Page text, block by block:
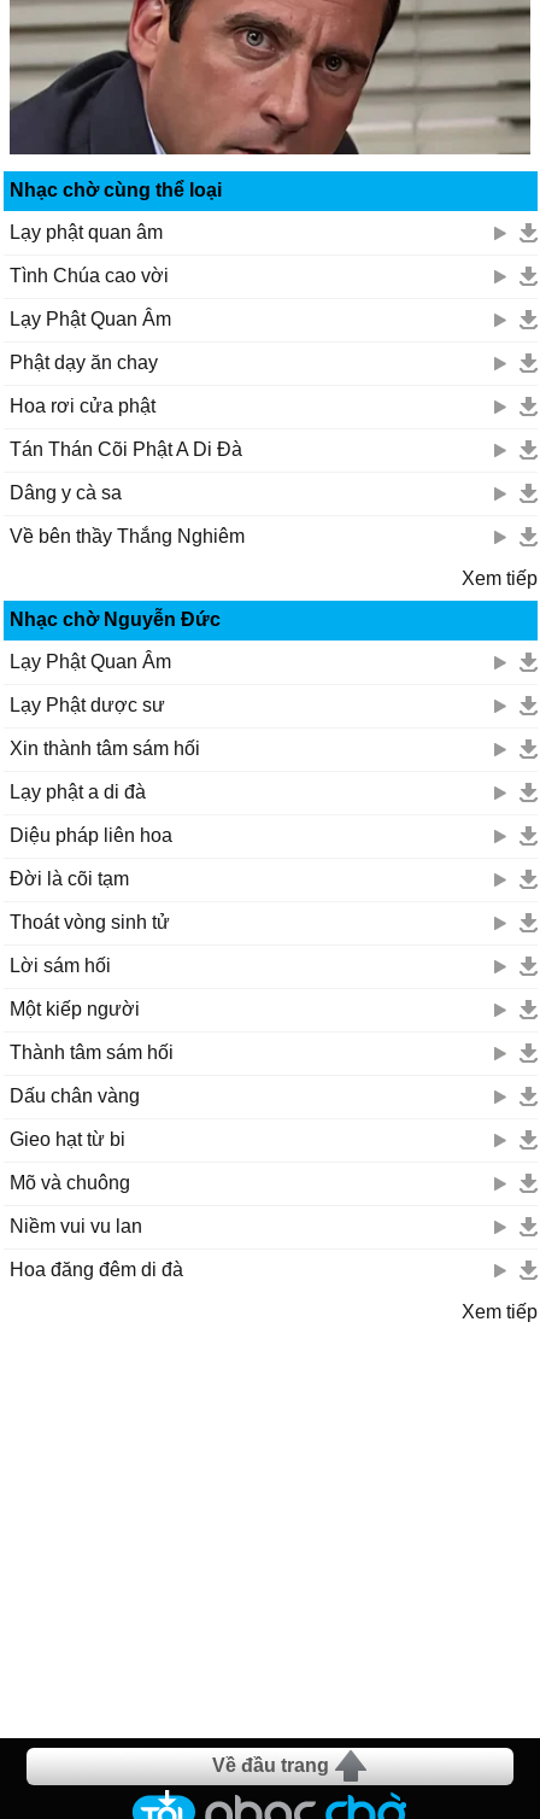
Nhạc chờ cùng thể loại
Lạy phật quan âm
Tình Chúa cao vời
Lạy Phật Quan Âm
Phật dạy ăn chay
Hoa rơi cửa phật
Tán Thán Cõi Phật A Di Đà
Dâng y cà sa
Về bên thầy Thắng Nghiêm
Xem tiếp
Nhạc chờ Nguyễn Đức
Lạy Phật Quan Âm
Lạy Phật dược sư
Xin thành tâm sám hối
Lạy phật a di đà
Diệu pháp liên hoa
Đời là cõi tạm
Thoát vòng sinh tử
Lời sám hối
Một kiếp người
Thành tâm sám hối
Dấu chân vàng
Gieo hạt từ bi
Mõ và chuông
Niềm vui vu lan
Hoa đăng đêm di đà
Xem tiếp
Về đầu trang